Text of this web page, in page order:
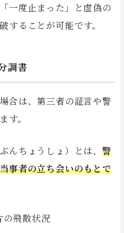
一度止まった」と虚偽の
することが可能です。
調書
合は、第三者の証言や警
す。
んちょうしょ）とは、 警
事者の立ち会いのもとで
の飛散状況